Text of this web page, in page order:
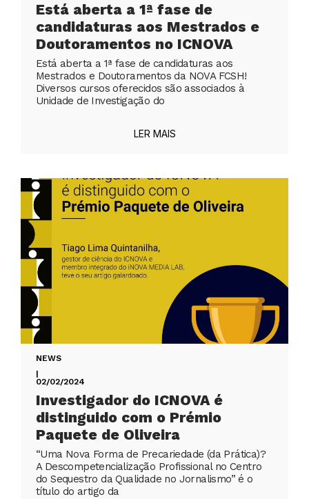
Está aberta a 1ª fase de
candidaturas aos Mestrados e
Doutoramentos no ICNOVA
Está aberta a 1ª fase de candidaturas aos
Mestrados e Doutoramentos da NOVA FCSH!
Diversos cursos oferecidos são associados à
Unidade de Investigação do
LER MAIS
NEWS
|
02/02/2024
Investigador do ICNOVA é
distinguido com o Prémio
Paquete de Oliveira
“Uma Nova Forma de Precariedade (da Prática)?
A Descompetencialização Profissional no Centro
do Sequestro da Qualidade no Jornalismo” é o
título do artigo da